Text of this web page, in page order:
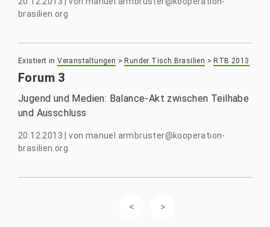
brasilien.org
Existiert in Veranstaltungen >Runder Tisch Brasilien >RTB 2013
Forum 3
Jugend und Medien: Balance-Akt zwischen Teilhabe
und Ausschluss
20.12.2013 |von manuel.armbruster@kooperation-
brasilien.org